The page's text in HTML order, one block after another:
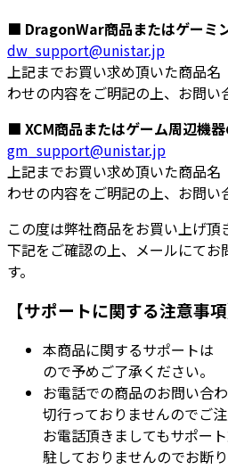
■ DragonWar商品またはゲーミ
dw_support@unistar.jp
上記までお買い求め頂いた商品
わせの内容をご明記の上、お問い
■ XCM商品またはゲーム周辺機
gm_support@unistar.jp
上記までお買い求め頂いた商品
わせの内容をご明記の上、お問い
この度は弊社商品をお買い上げ頂
下記をご確認の上、メールにてお
す。
【サポートに関する注意事項
本商品に関するサポート
ので予めご了承ください。
お電話での商品のお問い合
切行っておりませんのでご注
お電話頂きましてもサポー
駐しておりませんのでお断り